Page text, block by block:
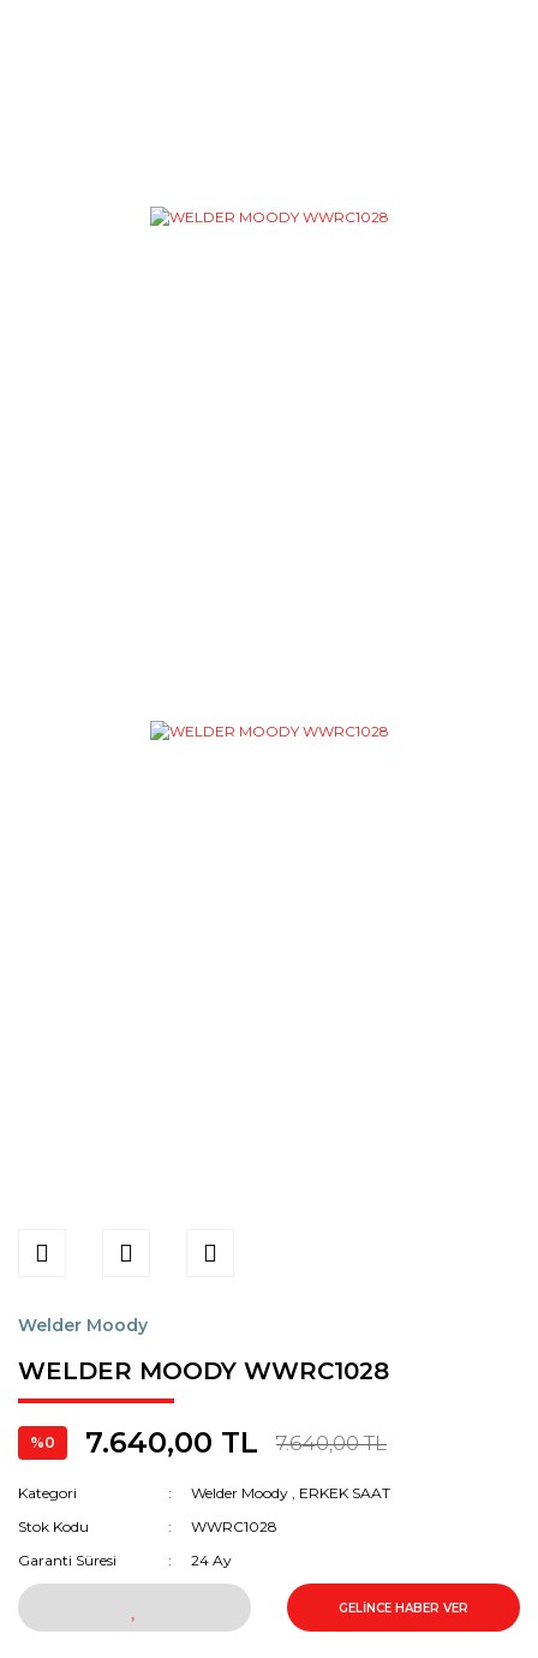
Welder Moody
WELDER MOODY WWRC1028
%0 7.640,00 TL 7.640,00 TL
Kategori Welder Moody , ERKEK SAAT
Stok Kodu
WWRC1028
Garanti Süresi
24 Ay
GELİNCE HABER VER